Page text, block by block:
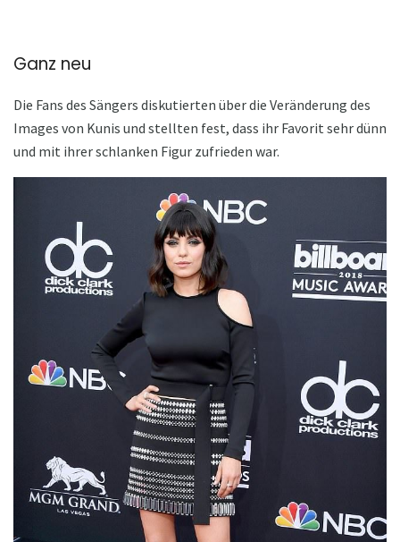
Ganz neu
Die Fans des Sängers diskutierten über die Veränderung des
Images von Kunis und stellten fest, dass ihr Favorit sehr dünn
und mit ihrer schlanken Figur zufrieden war.